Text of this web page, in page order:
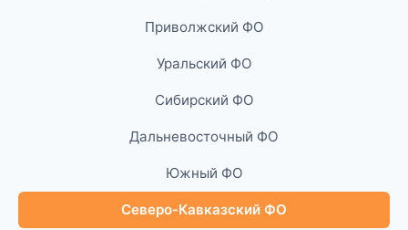
Приволжский ФО
Уральский ФО
Сибирский ФО
Дальневосточный ФО
Южный ФО
Северо-Кавказский ФО